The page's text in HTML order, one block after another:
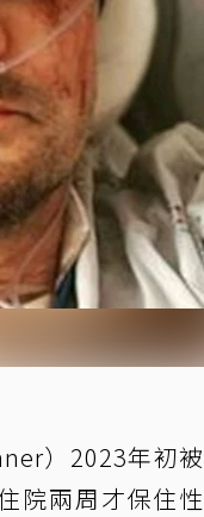
）2023年初被
院兩周才保住性